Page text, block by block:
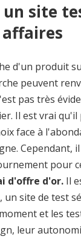
un site
d'un produit
peuvent
pas très
Il est vrai
face à
Cependant,
pour
d'offre d'or.Il
un site de test
et les
leur